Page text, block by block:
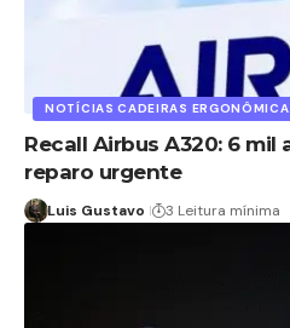
NOTÍCIAS CADEIRAS
Recall Airbus A320: 6 mil
reparo urgente
Luis Gustavo 3 Leitura mínima